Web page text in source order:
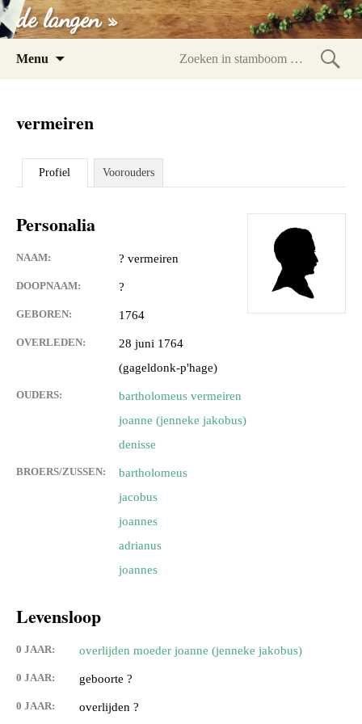
de langen »
Menu
vermeiren
Profiel Voorouders
Personalia
NAAM: ? vermeiren
DOOPNAAM: ?
GEBOREN: 1764
OVERLEDEN:
28 juni 1764
(gageldonk-p'hage)
OUDERS:
bartholomeus vermeiren
joanne (jenneke jakobus)
denisse
BROERS/ZUSSEN:
bartholomeus
jacobus
joannes
adrianus
joannes
Levensloop
0 JAAR: overlijden moeder joanne (jenneke jakobus)
0 JAAR: geboorte ?
0 JAAR: overlijden ?